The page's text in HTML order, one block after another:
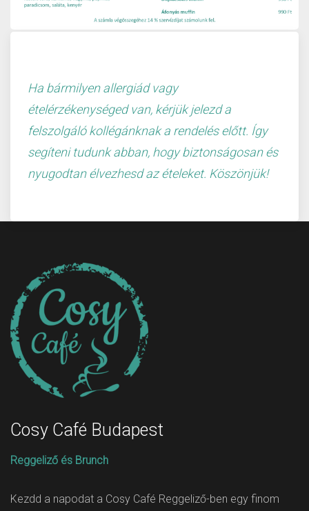
Ha bármilyen allergiád vagy
ételérzékenységed van, kérjük jelezd a
felszolgáló kollégánknak a rendelés előtt. Így
segítenitudunk abban, hogy biztonságosan és
nyugodtan élvezhesd az ételeket. Köszönjük!
Cosy Café Budapest
Reggeliző és Brunch
Kezdd a napodat a Cosy Café Reggeliző-ben egy finom